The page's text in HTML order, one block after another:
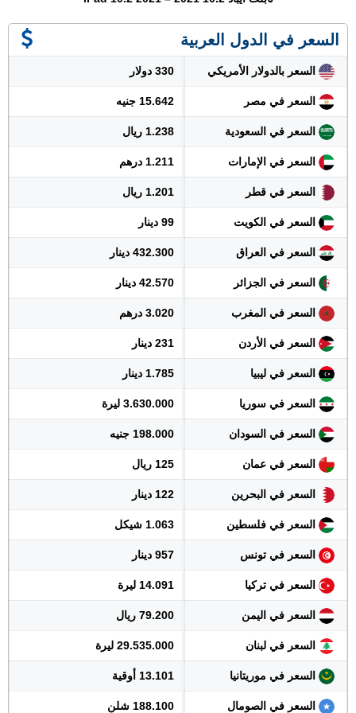
السعر في الدول العربية
السعر بالدولار الأمريكي 330 دولار
السعر في مصر 15.642 جنيه
السعر في السعودية 1.238 ريال
السعر في الإمارات 1.211 درهم
السعر في قطر 1.201 ريال
السعر في الكويت 99 دينار
السعر في العراق 432.300 دينار
السعر في الجزائر 42.570 دينار
السعر في المغرب 3.020 درهم
السعر في الأردن 231 دينار
السعر في ليبيا 1.785 دينار
السعر في سوريا 3.630.000 ليرة
السعر في السودان 198.000 جنيه
السعر في عمان 125 ريال
السعر في البحرين 122 دينار
السعر في فلسطين 1.063 شيكل
السعر في تونس 957 دينار
السعر في تركيا 14.091 ليرة
السعر في اليمن 79.200 ريال
السعر في لبنان 29.535.000 ليرة
السعر في موريتانيا 13.101 أوقية
السعر في الصومال 188.100 شلن